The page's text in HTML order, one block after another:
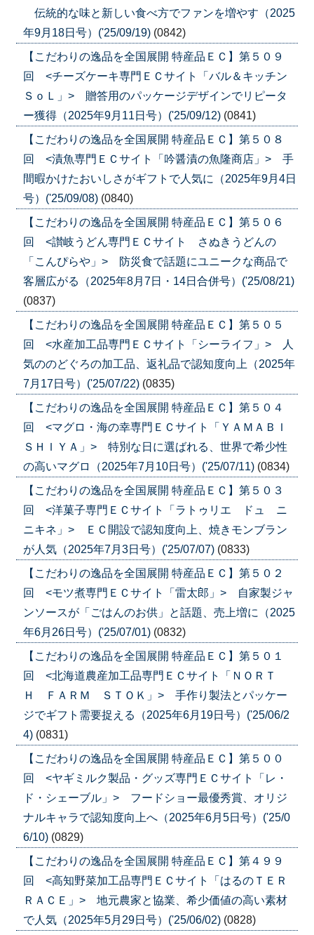
伝統的な味と新しい食べ方でファンを増やす（2025
年9月18日号）('25/09/19) (0842)
【こだわりの逸品を全国展開 特産品ＥＣ】第５０９
回 <チーズケーキ専門ＥＣサイト「バル＆キッチン
ＳｏＬ」> 贈答用のパッケージデザインでリピータ
ー獲得（2025年9月11日号）('25/09/12) (0841)
【こだわりの逸品を全国展開 特産品ＥＣ】第５０８
回 <漬魚専門ＥＣサイト「吟醤漬の魚隆商店」> 手
間暇かけたおいしさがギフトで人気に（2025年9月4日
号）('25/09/08) (0840)
【こだわりの逸品を全国展開 特産品ＥＣ】第５０６
回 <讃岐うどん専門ＥＣサイト さぬきうどんの
「こんぴらや」> 防災食で話題にユニークな商品で
客層広がる（2025年8月7日・14日合併号）('25/08/21)
(0837)
【こだわりの逸品を全国展開 特産品ＥＣ】第５０５
回 <水産加工品専門ＥＣサイト「シーライフ」> 人
気ののどぐろの加工品、返礼品で認知度向上（2025年
7月17日号）('25/07/22) (0835)
【こだわりの逸品を全国展開 特産品ＥＣ】第５０４
回 <マグロ・海の幸専門ＥＣサイト「ＹＡＭＡＢＩ
ＳＨＩＹＡ」> 特別な日に選ばれる、世界で希少性
の高いマグロ（2025年7月10日号）('25/07/11) (0834)
【こだわりの逸品を全国展開 特産品ＥＣ】第５０３
回 <洋菓子専門ＥＣサイト「ラトゥリエ ドュ ニ
ニキネ」> ＥＣ開設で認知度向上、焼きモンブラン
が人気（2025年7月3日号）('25/07/07) (0833)
【こだわりの逸品を全国展開 特産品ＥＣ】第５０２
回 <モツ煮専門ＥＣサイト「雷太郎」> 自家製ジャ
ンソースが「ごはんのお供」と話題、売上増に（2025
年6月26日号）('25/07/01) (0832)
【こだわりの逸品を全国展開 特産品ＥＣ】第５０１
回 <北海道農産加工品専門ＥＣサイト「ＮＯＲＴ
Ｈ ＦＡＲＭ ＳＴＯＫ」> 手作り製法とパッケー
ジでギフト需要捉える（2025年6月19日号）('25/06/2
4) (0831)
【こだわりの逸品を全国展開 特産品ＥＣ】第５００
回 <ヤギミルク製品・グッズ専門ＥＣサイト「レ・
ド・シェーブル」> フードショー最優秀賞、オリジ
ナルキャラで認知度向上へ（2025年6月5日号）('25/0
6/10) (0829)
【こだわりの逸品を全国展開 特産品ＥＣ】第４９９
回 <高知野菜加工品専門ＥＣサイト「はるのＴＥＲ
ＲＡＣＥ」> 地元農家と協業、希少価値の高い素材
で人気（2025年5月29日号）('25/06/02) (0828)